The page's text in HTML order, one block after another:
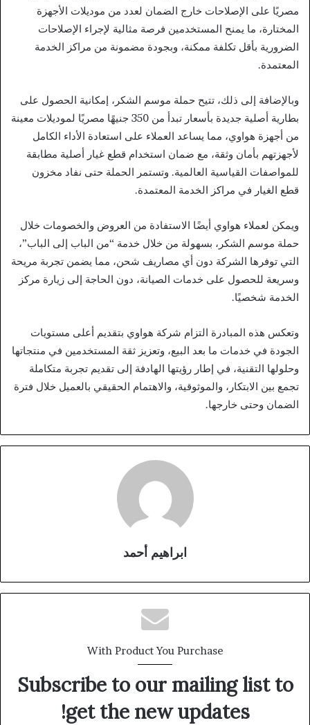
مصريًا على الإصلاحات خارج الضمان لعدد من موديلات الأجهزة
المختارة، ما يمنح المستخدمين فرصة مثالية لإجراء الإصلاحات
الضرورية بأقل تكلفة ممكنة، وبجودة مضمونة من مراكز الخدمة
المعتمدة.
وبالإضافة إلى ذلك، تتيح حملة موسم الشكر، إمكانية الحصول على
بطارية أصلية جديدة بأسعار تبدأ من 350 جنيهًا مصريًا لموديلات معينة
من أجهزة هواوي، مما يساعد العملاء على استعادة الأداء الكامل
لأجهزتهم بأمان وثقة، مع ضمان استخدام قطع غيار أصلية مطابقة
للمواصفات القياسية العالمية. وتستمر الحملة حتى نفاد مخزون
قطع الغيار في مراكز الخدمة المعتمدة.
ويمكن لعملاء هواوي أيضًا الاستفادة من العروض والخصومات خلال
حملة موسم الشكر، بسهولة من خلال خدمة “من الباب إلى الباب”،
التي توفرها الشركة دون أي مصاريف شحن، مما يضمن تجربة مريحة
وسريعة للحصول على خدمات الصيانة، دون الحاجة إلى زيارة مركز
الخدمة شخصيًا.
وتعكس هذه المبادرة التزام شركة هواوي بتقديم أعلى مستويات
الجودة في خدمات ما بعد البيع، وتعزيز ثقة المستخدمين في منتجاتها
وحلولها التقنية، في إطار رؤيتها الهادفة إلى تقديم تجربة متكاملة
تجمع بين الابتكار، والموثوقية، والاهتمام الحقيقي بالعميل خلال فترة
الضمان وحتى خارجها.
ابراهيم أحمد
With Product You Purchase
Subscribe to our mailing list to
get the new updates!